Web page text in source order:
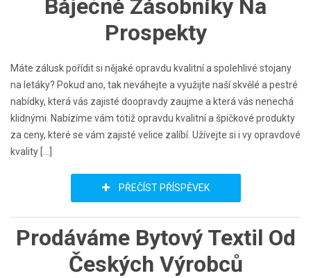
Báječné Zásobníky Na
Prospekty
Máte zálusk pořídit si nějaké opravdu kvalitní a spolehlivé stojany
na letáky? Pokud ano, tak neváhejte a využijte naší skvělé a pestré
nabídky, která vás zajisté doopravdy zaujme a která vás nenechá
klidnými. Nabízíme vám totiž opravdu kvalitní a špičkové produkty
za ceny, které se vám zajisté velice zalíbí. Užívejte si i vy opravdové
kvality […]
PŘEČÍST PŘÍSPĚVEK
Prodáváme Bytový Textil Od
Českých Výrobců